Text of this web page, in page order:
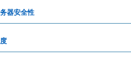
器安全性